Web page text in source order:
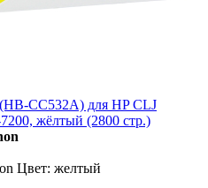
CC532A) для HP CLJ
жёлтый (2800 стр.)
Цвет: желтый